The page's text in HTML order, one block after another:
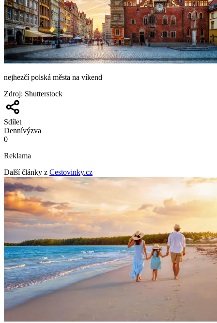
nejhezčí polská města na víkend
Zdroj: Shutterstock
Sdílet
Dennívýzva
0
Reklama
Další články z Cestovinky.cz